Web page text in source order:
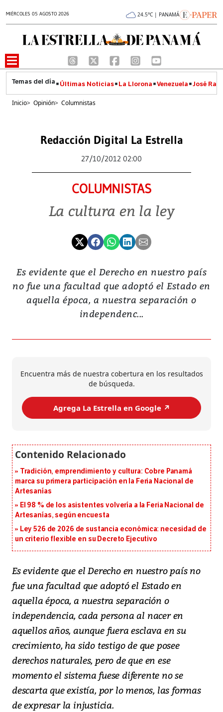
MIÉRCOLES 05 AGOSTO 2026 24.5°C | PANAMÁ
Últimas Noticias La Llorona Venezuela José
Inicio> Opinión> Columnistas
Redacción Digital La Estrella
27/10/2012 02:00
COLUMNISTAS
La cultura en la ley
Es evidente que el Derecho en nuestro país
no fue una facultad que adoptó el Estado en
aquella época, a nuestra separación o
independenc...
Encuentra más de nuestra cobertura en los resultados
de búsqueda.
Agrega La Estrella en Google ↗️
Tradición, emprendimiento y cultura: Cobre Panamá
marca su primera participación en la Feria Nacional de
Artesanías
El 98 % de los asistentes volvería a la Feria Nacional de
Artesanías, según encuesta
Ley 526 de 2026 de sustancia económica: necesidad de
un criterio flexible en su Decreto Ejecutivo
Es evidente que el Derecho en nuestro país no
fue una facultad que adoptó el Estado en
aquella época, a nuestra separación o
independencia, cada persona al nacer en
aquellos años, aunque fuera esclava en su
crecimiento, ha sido testigo de que posee
derechos naturales, pero de que en ese
momento el sistema fuese diferente no se
descarta que existía, por lo menos, las formas
de expresar la injusticia.